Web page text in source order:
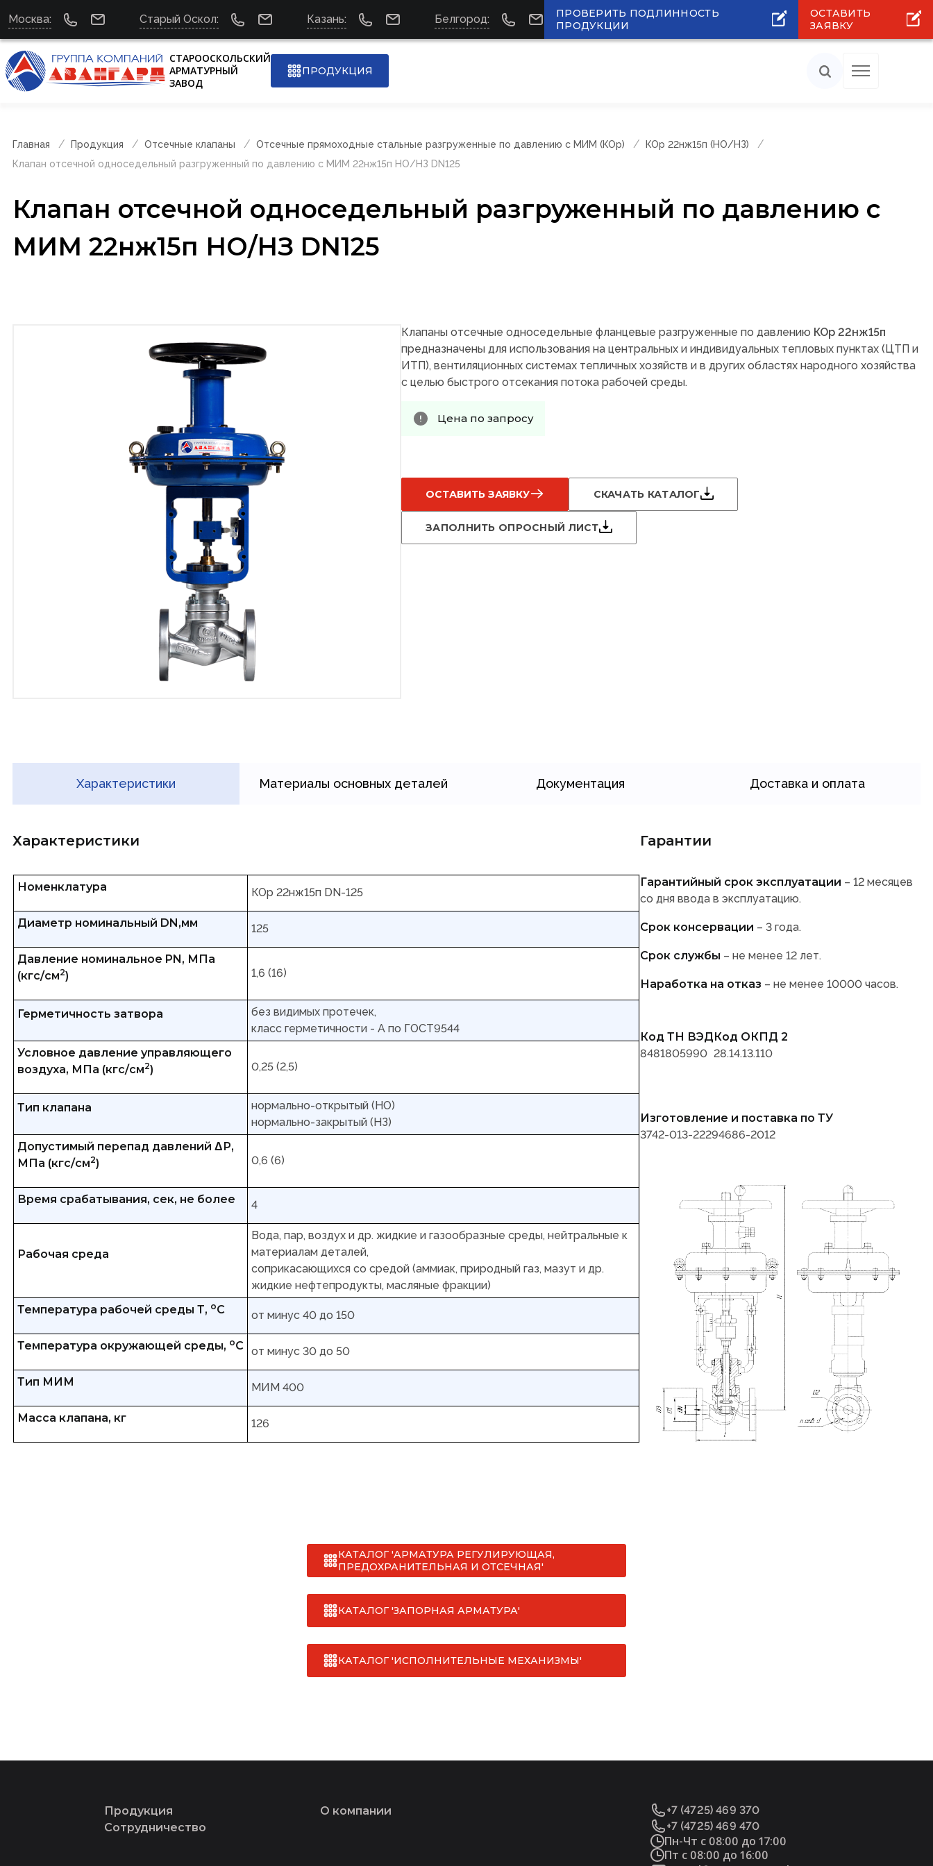
Москва: Старый Оскол: Казань: Белгород:
ПРОВЕРИТЬ ПОДЛИННОСТЬ
ПРОДУКЦИИ
ОСТАВИТЬ
ЗАЯВКУ
СТАРООСКОЛЬСКИЙ
АРМАТУРНЫЙ
ЗАВОД
ПРОДУКЦИЯ
Главная Продукция Отсечные клапаны Отсечные прямоходные стальные разгруженные по давлению с МИМ (КОр)
КОр 22нж15п (НО/НЗ)
Клапан отсечной односедельный разгруженный по давлению с МИМ 22нж15п НО/НЗ DN125
Клапан отсечной односедельный разгруженный по давлению с
МИМ 22нж15п НО/НЗ DN125
Клапаны отсечные односедельные фланцевые разгруженные по давлению КОр 22нж15п
предназначены для использования на центральных и индивидуальных тепловых пунктах (ЦТП и
ИТП), вентиляционных системах тепличных хозяйств и в других областях народного хозяйства
с целью быстрого отсекания потока рабочей среды.
Цена по запросу
ОСТАВИТЬ ЗАЯВКУ СКАЧАТЬ КАТАЛОГ
ЗАПОЛНИТЬ ОПРОСНЫЙ ЛИСТ
Характеристики Материалы основных деталей Документация Доставка и оплата
Характеристики
Номенклатура КОр 22нж15п DN-125
Диаметр номинальный DN,мм 125
Давление номинальное PN, МПа
(кгс/см2) 1,6 (16)
Герметичность затвора
без видимых протечек,
класс герметичности - А по ГОСТ9544
Условное давление управляющего
воздуха, МПа (кгс/см2) 0,25 (2,5)
Тип клапана
нормально-открытый (НО)
нормально-закрытый (НЗ)
Допустимый перепад давлений ΔР,
МПа (кгс/см2) 0,6 (6)
Время срабатывания, сек, не более 4
Рабочая среда
Вода, пар, воздух и др. жидкие и газообразные среды, нейтральные к
материалам деталей,
соприкасающихся со средой (аммиак, природный газ, мазут и др.
жидкие нефтепродукты, масляные фракции)
Температура рабочей среды Т, оС от минус 40 до 150
Температура окружающей среды, оС от минус 30 до 50
Тип МИМ МИМ 400
Масса клапана, кг 126
Гарантии
Гарантийный срок эксплуатации – 12 месяцев
со дня ввода в эксплуатацию.
Срок консервации – 3 года.
Срок службы – не менее 12 лет.
Наработка на отказ – не менее 10000 часов.
Код ТН ВЭД
8481805990
Код ОКПД 2
28.14.13.110
Изготовление и поставка по ТУ
3742-013-22294686-2012
КАТАЛОГ 'АРМАТУРА РЕГУЛИРУЮЩАЯ,
ПРЕДОХРАНИТЕЛЬНАЯ И ОТСЕЧНАЯ'
КАТАЛОГ 'ЗАПОРНАЯ АРМАТУРА'
КАТАЛОГ 'ИСПОЛНИТЕЛЬНЫЕ МЕХАНИЗМЫ'
Продукция
Сотрудничество
О компании
+7 (4725) 469 370
+7 (4725) 469 470
Пн-Чт с 08:00 до 17:00
Пт с 08:00 до 16:00